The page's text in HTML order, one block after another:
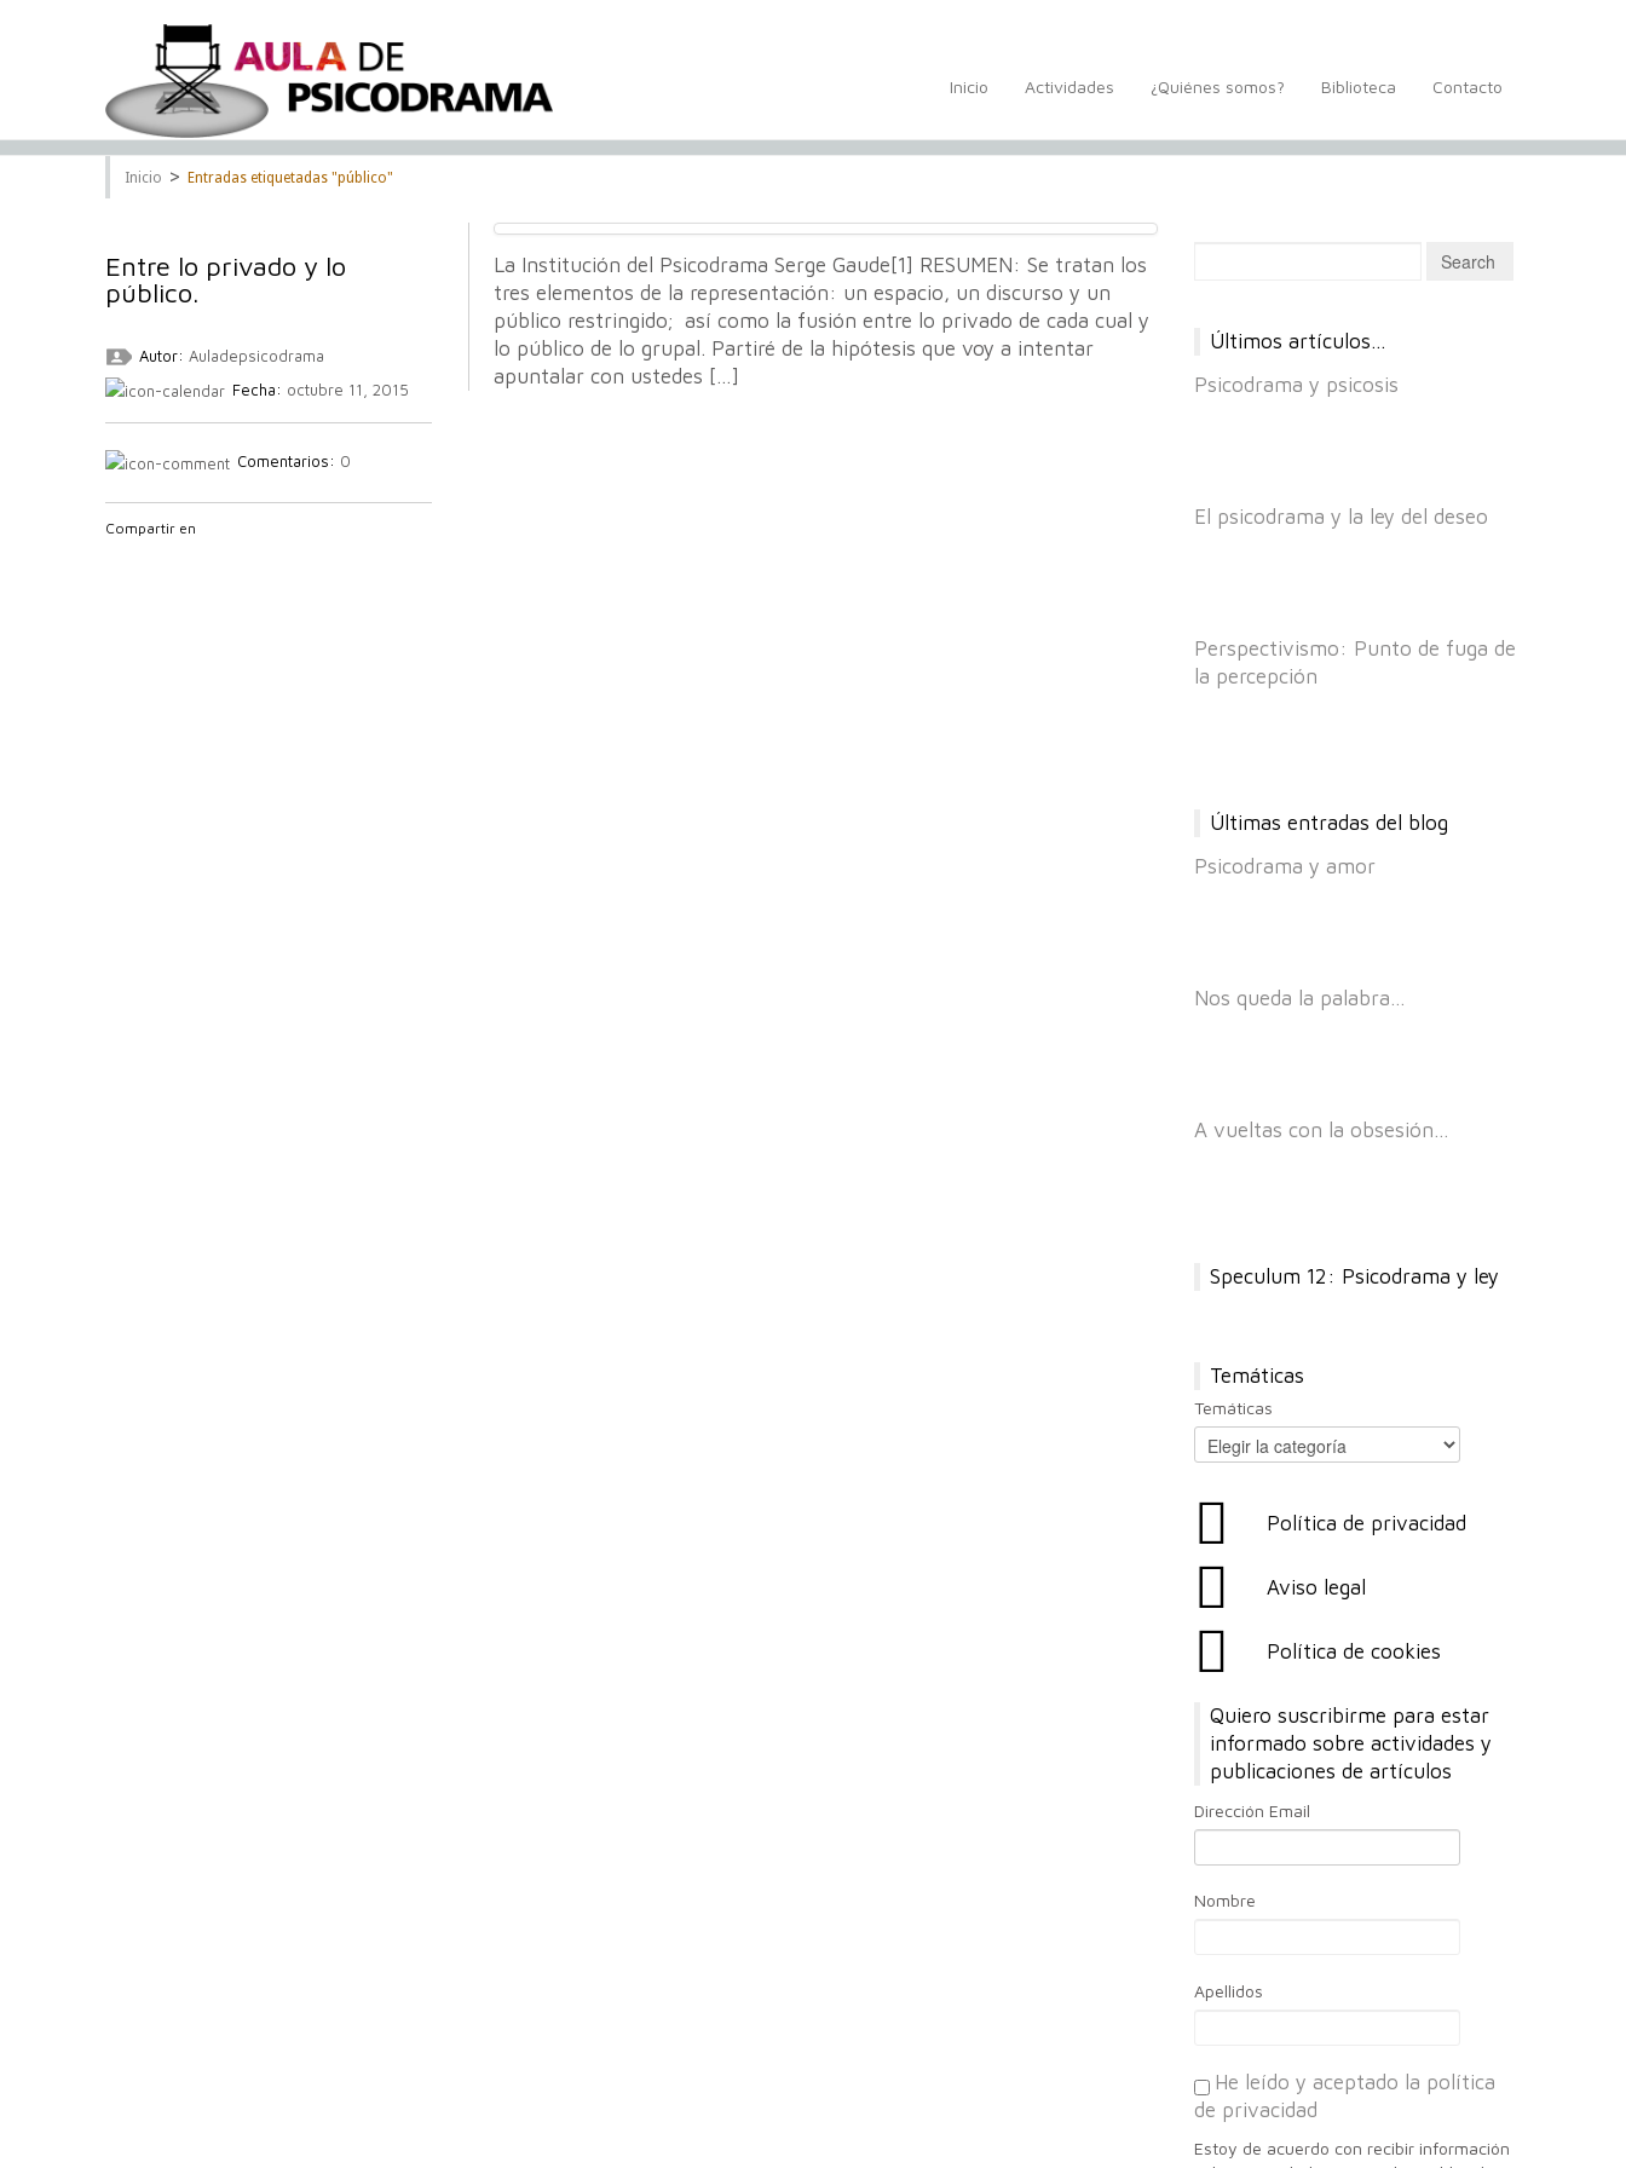
Inicio Actividades ¿Quiénes somos? Biblioteca Contacto
Inicio > Entradas etiquetadas "público"
Entre lo privado y lo
público.
Autor: Auladepsicodrama
Fecha: octubre 11, 2015
Comentarios: 0
Compartir en
La Institución del Psicodrama Serge Gaude[1] RESUMEN: Se tratan los
tres elementos de la representación: un espacio, un discurso y un
público restringido; así como la fusión entre lo privado de cada cual y
lo público de lo grupal. Partiré de la hipótesis que voy a intentar
apuntalar con ustedes […]
Últimos artículos…
Psicodrama y psicosis
El psicodrama y la ley del deseo
Perspectivismo: Punto de fuga de
la percepción
Últimas entradas del blog
Psicodrama y amor
Nos queda la palabra…
A vueltas con la obsesión…
Speculum 12: Psicodrama y ley
Temáticas
Temáticas
Política de privacidad
Aviso legal
Política de cookies
Quiero suscribirme para estar
informado sobre actividades y
publicaciones de artículos
Dirección Email
Nombre
Apellidos
He leído y aceptado la política
de privacidad
Estoy de acuerdo con recibir información